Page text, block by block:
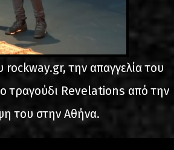
rockway.gr, την απαγγελία του
τραγούδι Revelations από την
του στην Αθήνα.